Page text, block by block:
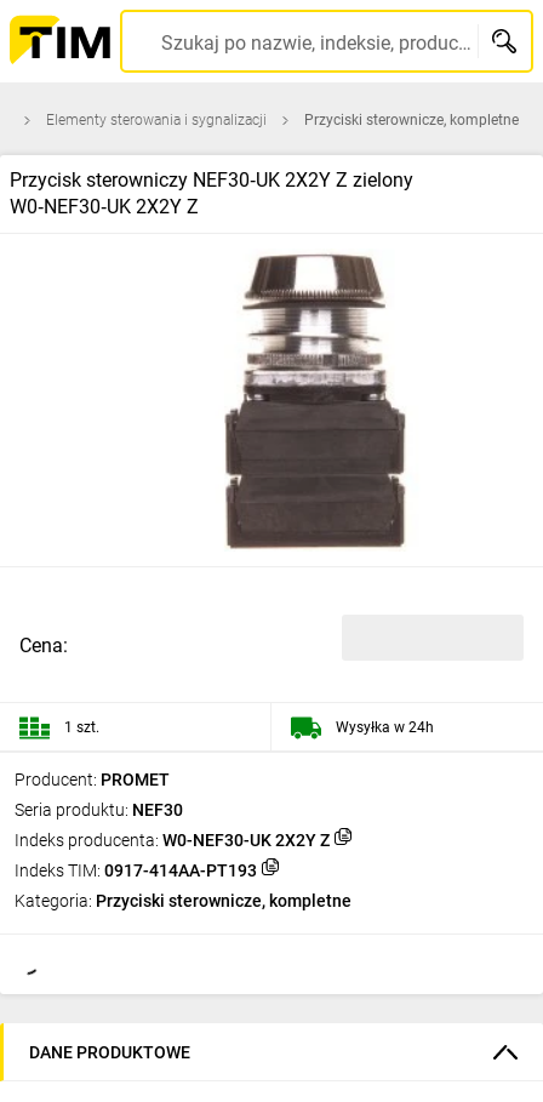
Szukaj po nazwie, indeksie, producencie, kodzie kreskowym...
Elementy sterowania i sygnalizacji Przyciski sterownicze, kompletne
Przycisk sterowniczy NEF30‑UK 2X2Y Z zielony
W0‑NEF30‑UK 2X2Y Z
Producent: PROMET
Seria produktu: NEF30
Indeks producenta: W0-NEF30-UK 2X2Y Z
Indeks TIM: 0917-414AA-PT193
Kategoria: Przyciski sterownicze, kompletne
Cena:
1 szt. Wysyłka w 24h
DANE PRODUKTOWE